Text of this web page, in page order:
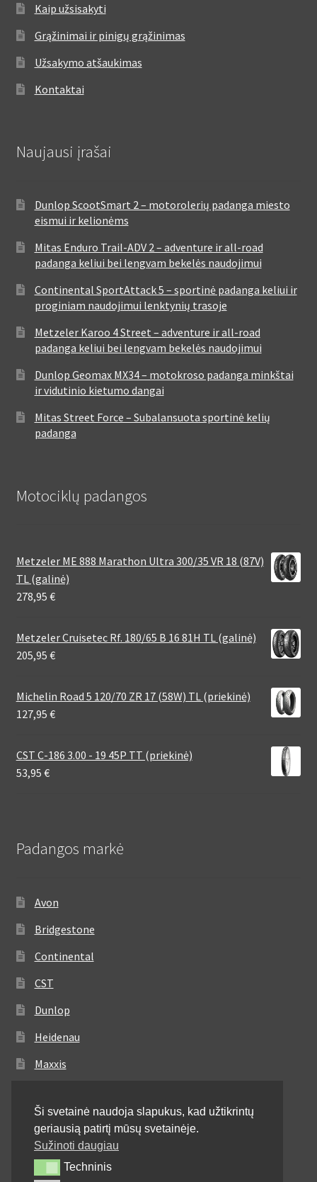
Kaip užsisakyti
Grąžinimai ir pinigų grąžinimas
Užsakymo atšaukimas
Kontaktai
Naujausi įrašai
Dunlop ScootSmart 2 – motorolerių padanga miesto
eismui ir kelionėms
Mitas Enduro Trail-ADV 2 – adventure ir all-road
padanga keliui bei lengvam bekelės naudojimui
Continental SportAttack 5 – sportinė padanga keliui ir
proginiam naudojimui lenktynių trasoje
Metzeler Karoo 4 Street – adventure ir all-road
padanga keliui bei lengvam bekelės naudojimui
Dunlop Geomax MX34 – motokroso padanga minkštai
ir vidutinio kietumo dangai
Mitas Street Force – Subalansuota sportinė kelių
padanga
Motociklų padangos
Metzeler ME 888 Marathon Ultra 300/35 VR 18 (87V)
TL (galinė)
278,95 €
Metzeler Cruisetec Rf. 180/65 B 16 81H TL (galinė)
205,95 €
Michelin Road 5 120/70 ZR 17 (58W) TL (priekinė)
127,95 €
CST C-186 3.00 - 19 45P TT (priekinė)
53,95 €
Padangos markė
Avon
Bridgestone
Continental
CST
Dunlop
Heidenau
Maxxis
Michelin
Mitas
Pirelli
Ši svetainė naudoja slapukus, kad užtikrintų
geriausią patirtį mūsų svetainėje.
Sužinoti daugiau
TechninisTechninis